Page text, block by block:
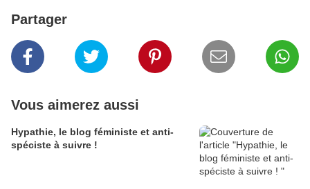
Partager
Vous aimerez aussi
Hypathie, le blog féministe et anti-
spéciste à suivre !